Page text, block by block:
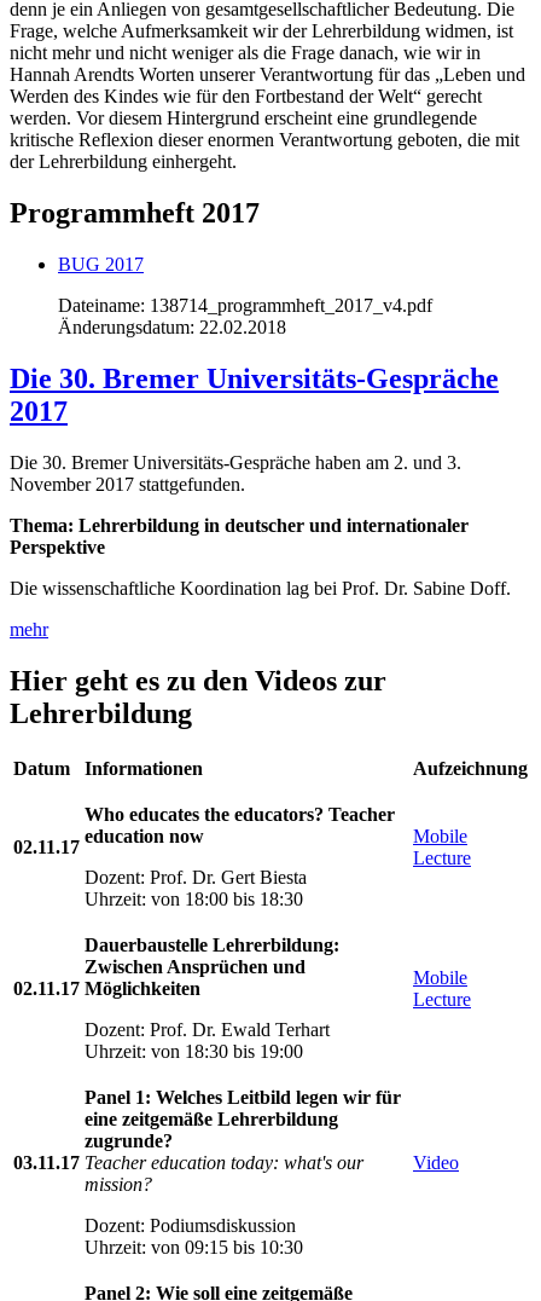
denn je ein Anliegen von gesamtgesellschaftlicher Bedeutung. Die
Frage, welche Aufmerksamkeit wir der Lehrerbildung widmen, ist
nicht mehr und nicht weniger als die Frage danach, wie wir in
Hannah Arendts Worten unserer Verantwortung für das „Leben und
Werden des Kindes wie für den Fortbestand der Welt“ gerecht
werden. Vor diesem Hintergrund erscheint eine grundlegende
kritische Reflexion dieser enormen Verantwortung geboten, die mit
der Lehrerbildung einhergeht.
Programmheft 2017
BUG 2017
Dateiname: 138714_programmheft_2017_v4.pdf
Änderungsdatum: 22.02.2018
Die 30. Bremer Universitäts-Gespräche
2017
Die 30. Bremer Universitäts-Gespräche haben am 2. und 3.
November 2017 stattgefunden.
Thema: Lehrerbildung in deutscher und internationaler
Perspektive
Die wissenschaftliche Koordination lag bei Prof. Dr. Sabine Doff.
mehr
Hier geht es zu den Videos zur
Lehrerbildung
Datum Informationen Aufzeichnung
02.11.17
Who educates the educators? Teacher
education now
Dozent: Prof. Dr. Gert Biesta
Uhrzeit: von 18:00 bis 18:30
Mobile
Lecture
02.11.17
Dauerbaustelle Lehrerbildung:
Zwischen Ansprüchen und
Möglichkeiten
Dozent: Prof. Dr. Ewald Terhart
Uhrzeit: von 18:30 bis 19:00
Mobile
Lecture
03.11.17
Panel 1: Welches Leitbild legen wir für
eine zeitgemäße Lehrerbildung
zugrunde?
Teacher education today: what's our
mission?
Dozent: Podiumsdiskussion
Uhrzeit: von 09:15 bis 10:30
Video
Panel 2: Wie soll eine zeitgemäße